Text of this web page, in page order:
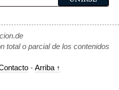
total o parcial de los contenidos
- Arriba ↑